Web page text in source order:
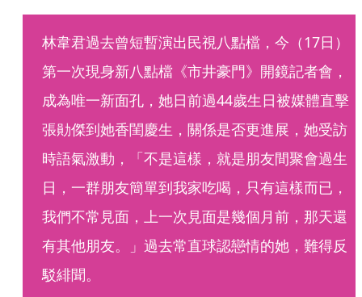
林韋君過去曾短暫演出民視八點檔，今（17日）
第一次現身新八點檔《市井豪門》開鏡記者會，
成為唯一新面孔，她日前過44歲生日被媒體直擊
張勛傑到她香閨慶生，關係是否更進展，她受訪
時語氣激動，「不是這樣，就是朋友間聚會過生
日，一群朋友簡單到我家吃喝，只有這樣而已，
我們不常見面，上一次見面是幾個月前，那天還
有其他朋友。」過去常直球認戀情的她，難得反
駁緋聞。